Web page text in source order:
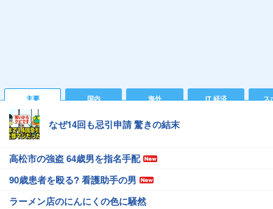
主要 国内 海外 IT 経済 ス
なぜ14回も忌引申請 驚きの結末
高松市の強盗 64歳男を指名手配
90歳患者を殴る? 看護助手の男
ラーメン店のにんにくの色に騒然